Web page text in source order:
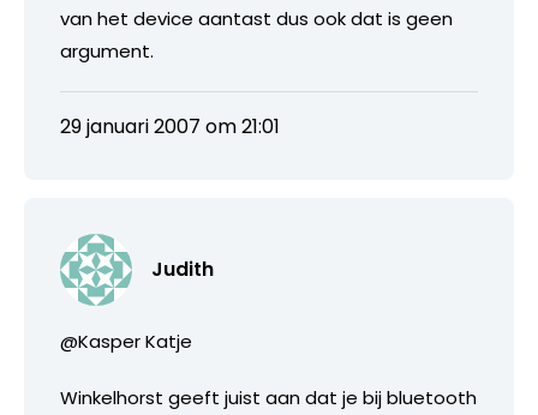
van het device aantast dus ook dat is geen
argument.
29 januari 2007 om 21:01
Judith
@Kasper Katje
Winkelhorst geeft juist aan dat je bij bluetooth